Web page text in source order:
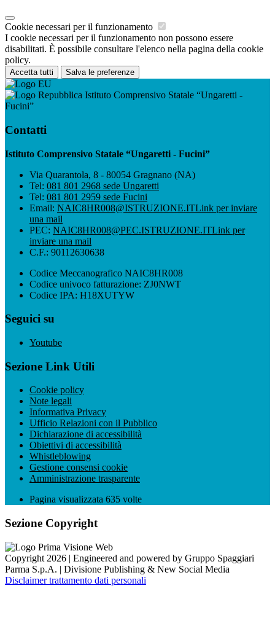
Cookie necessari per il funzionamento
I cookie necessari per il funzionamento non possono essere
disabilitati. È possibile consultare l'elenco nella pagina della cookie
policy.
Accetta tutti Salva le preferenze
Istituto Comprensivo Statale “Ungaretti -
Fucini”
Contatti
Istituto Comprensivo Statale “Ungaretti - Fucini”
Via Quarantola, 8 - 80054 Gragnano (NA)
Tel: 081 801 2968 sede Ungaretti
Tel: 081 801 2959 sede Fucini
Email: NAIC8HR008@ISTRUZIONE.ITLink per inviare
una mail
PEC: NAIC8HR008@PEC.ISTRUZIONE.ITLink per
inviare una mail
C.F.: 90112630638
Codice Meccanografico NAIC8HR008
Codice univoco fatturazione: ZJ0NWT
Codice IPA: H18XUTYW
Seguici su
Youtube
Sezione Link Utili
Cookie policy
Note legali
Informativa Privacy
Ufficio Relazioni con il Pubblico
Dichiarazione di accessibilità
Obiettivi di accessibilità
Whistleblowing
Gestione consensi cookie
Amministrazione trasparente
Pagina visualizzata 635 volte
Sezione Copyright
Copyright 2026 | Engineered and powered by Gruppo Spaggiari
Parma S.p.A. | Divisione Publishing & New Social Media
Disclaimer trattamento dati personali